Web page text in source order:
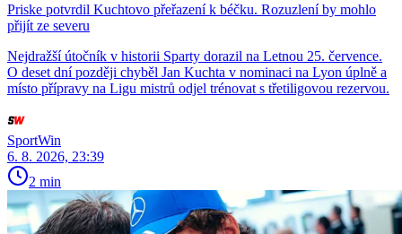
Priske potvrdil Kuchtovo přeřazení k béčku. Rozuzlení by mohlo
přijít ze severu
Nejdražší útočník v historii Sparty dorazil na Letnou 25. července.
O deset dní později chyběl Jan Kuchta v nominaci na Lyon úplně a
místo přípravy na Ligu mistrů odjel trénovat s třetiligovou rezervou.
SportWin
6. 8. 2026, 23:39
2 min